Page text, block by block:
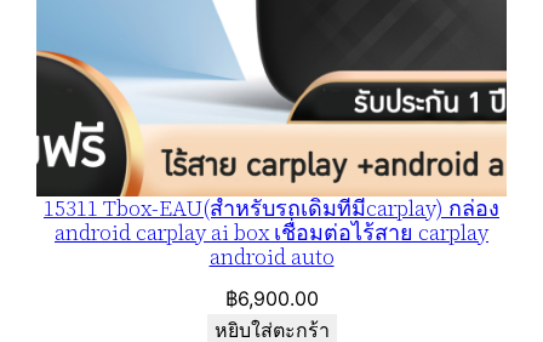
15311 Tbox-EAU(สำหรับรถเดิมที่มีcarplay) กล่อง
android carplay ai box เชื่อมต่อไร้สาย carplay
android auto
฿6,900.00
หยิบใส่ตะกร้า